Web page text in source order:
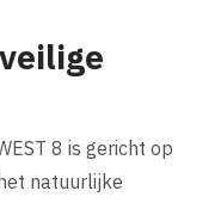
8 is gericht op
natuurlijke